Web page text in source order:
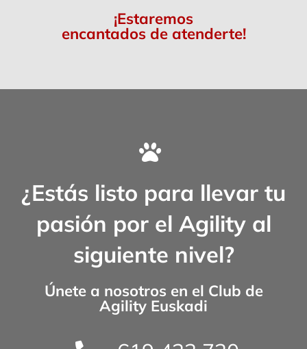
¡Estaremos
encantados de atenderte!
¿Estás listo para llevar tu
pasión por el Agility al
siguiente nivel?
Únete a nosotros en el Club de
Agility Euskadi